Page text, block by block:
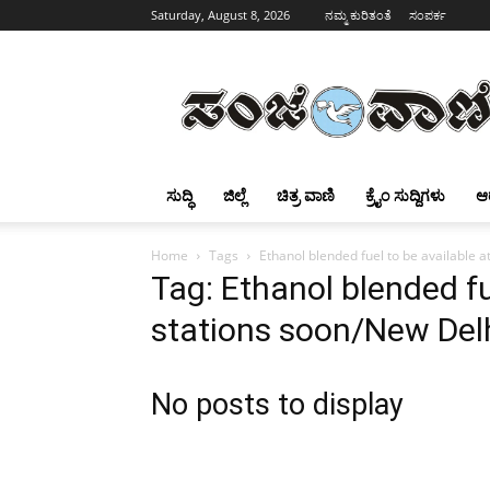
Saturday, August 8, 2026 ನಮ್ಮ ಕುರಿತಂತೆ ಸಂಪರ್ಕ
ಸುದ್ಧಿ ಜಿಲ್ಲೆ ಚಿತ್ರ ವಾಣಿ ಕ್ರೈಂ ಸುದ್ದಿಗಳು
Home Tags Ethanol blended fuel to be available
Tag: Ethanol blended
stations soon/New
No posts to display